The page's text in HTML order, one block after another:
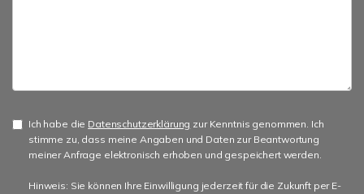
Ich habe die Datenschutzerklärung zur Kenntnis genommen. Ich
stimme zu, dass meine Angaben und Daten zur Beantwortung
meiner Anfrage elektronisch erhoben und gespeichert werden.
Hinweis: Sie können Ihre Einwilligung jederzeit für die Zukunft per E-